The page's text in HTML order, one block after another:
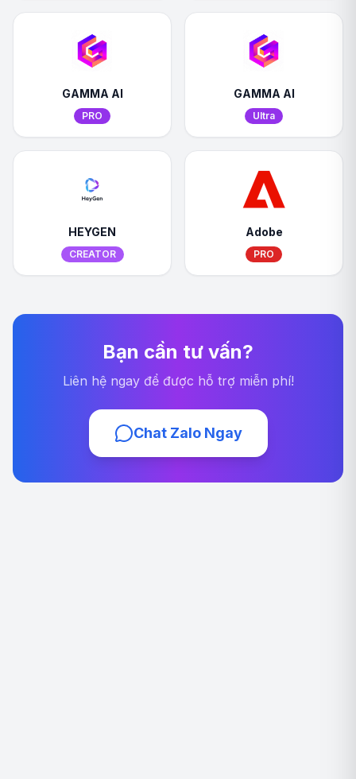
GAMMA AI
PRO
GAMMA AI
Ultra
HEYGEN
CREATOR
Adobe
PRO
Bạn cần tư vấn?
Liên hệ ngay để được hỗ trợ miễn phí!
Chat Zalo Ngay